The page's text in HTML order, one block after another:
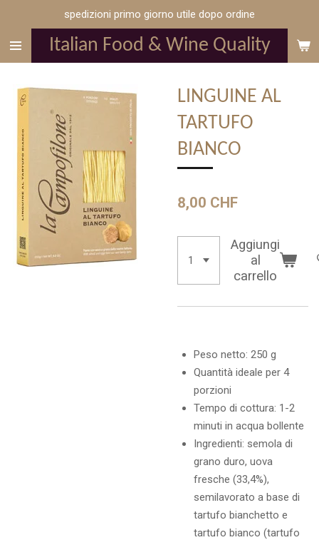
contenutoItalian Food & Wine Quality
spedizioni primo giorno utile dopo ordine
LINGUINE AL
TARTUFO
BIANCO
8,00 CHF
Aggiungi
al
carrello
Peso netto: 250 g
Quantità ideale per 4
porzioni
Tempo di cottura: 1-2
minuti in acqua bollente
Ingredienti: semola di
grano duro, uova
fresche (33,4%),
semilavorato a base di
tartufo bianchetto e
tartufo bianco (tartufo